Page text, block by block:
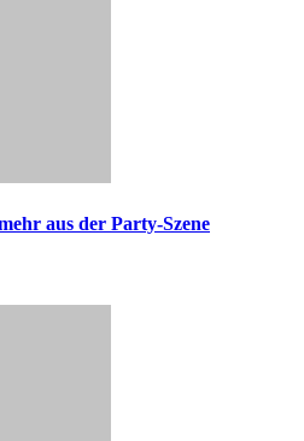
aus der Party-Szene